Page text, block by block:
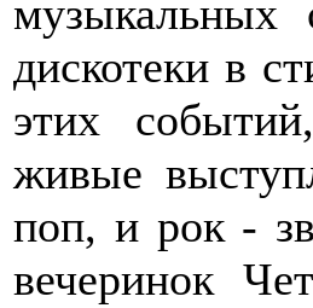
дискотеки в
этих
живые
поп, и рок -
вечеринок